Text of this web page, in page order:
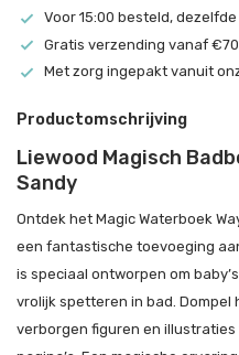
Voor 15:00 besteld,
Gratis verzending vanaf €70
Met zorg ingepakt vanuit
Productomschrijving
Liewood Magisch
Sandy
Ontdek het Magic Waterboek
een fantastische toevoeging
is speciaal ontworpen om
vrolijk spetteren in bad. Dompel
verborgen figuren en